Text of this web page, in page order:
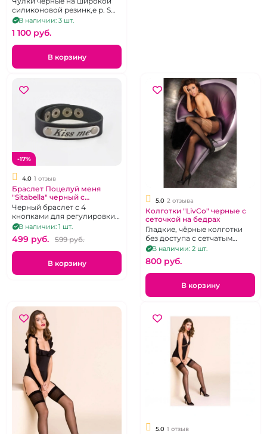
силиконовой резинк,е р. S
(38-40)
В наличии: 3 шт.
1 100 pуб.
В корзину
-17%
4.0 1 отзыв
Браслет Поцелуй меня
"Sitabella" черный с
клепками
Черный браслет с 4
кнопками для регулировки
по запястью, гравировка на
металле "Kiss me"
В наличии: 1 шт.
499 pуб. 599 pуб.
В корзину
5.0 2 отзыва
Колготки "LivCo" черные с
сеточкой на бедрах
Гладкие, чёрные колготки
без доступа с сетчатым
фрагментом на бёдрах. Р 42-
48
В наличии: 2 шт.
800 pуб.
В корзину
5.0 1 отзыв